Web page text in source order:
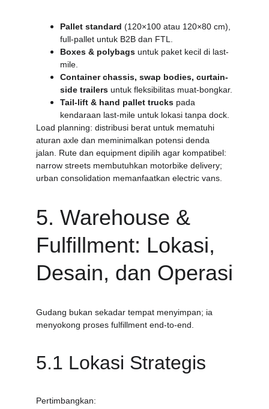
Pallet standard (120×100 atau 120×80 cm),
full-pallet untuk B2B dan FTL.
Boxes & polybags untuk paket kecil di last-
mile.
Container chassis, swap bodies, curtain-
side trailers untuk fleksibilitas muat-bongkar.
Tail-lift & hand pallet trucks pada
kendaraan last-mile untuk lokasi tanpa dock.
Load planning: distribusi berat untuk mematuhi
aturan axle dan meminimalkan potensi denda
jalan. Rute dan equipment dipilih agar kompatibel:
narrow streets membutuhkan motorbike delivery;
urban consolidation memanfaatkan electric vans.
5. Warehouse &
Fulfillment: Lokasi,
Desain, dan Operasi
Gudang bukan sekadar tempat menyimpan; ia
menyokong proses fulfillment end-to-end.
5.1 Lokasi Strategis
Pertimbangkan: